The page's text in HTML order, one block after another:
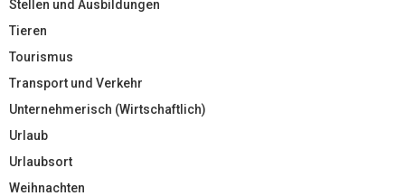
Stellen und Ausbildungen
Tieren
Tourismus
Transport und Verkehr
Unternehmerisch (Wirtschaftlich)
Urlaub
Urlaubsort
Weihnachten